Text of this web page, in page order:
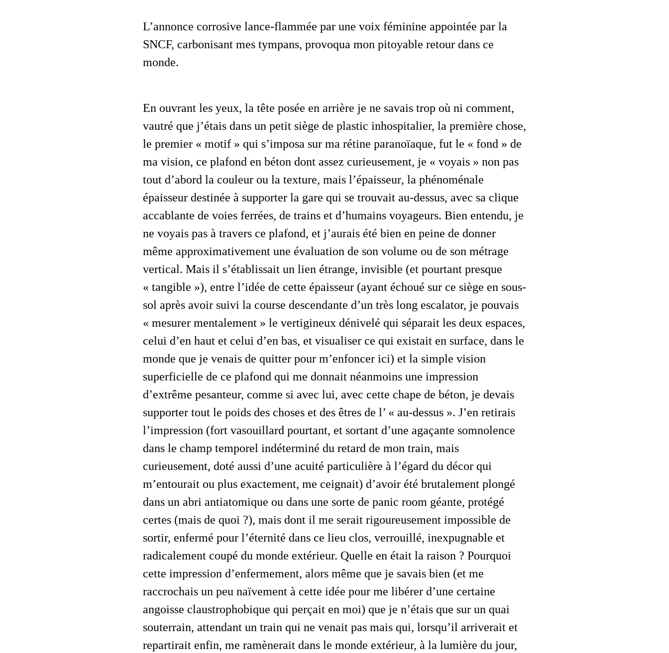
L’annonce corrosive lance-flammée par une voix féminine appointée par la
SNCF, carbonisant mes tympans, provoqua mon pitoyable retour dans ce
monde.
En ouvrant les yeux, la tête posée en arrière je ne savais trop où ni comment,
vautré que j’étais dans un petit siège de plastic inhospitalier, la première chose,
le premier « motif » qui s’imposa sur ma rétine paranoïaque, fut le « fond » de
ma vision, ce plafond en béton dont assez curieusement, je « voyais » non pas
tout d’abord la couleur ou la texture, mais l’épaisseur, la phénoménale
épaisseur destinée à supporter la gare qui se trouvait au-dessus, avec sa clique
accablante de voies ferrées, de trains et d’humains voyageurs. Bien entendu, je
ne voyais pas à travers ce plafond, et j’aurais été bien en peine de donner
même approximativement une évaluation de son volume ou de son métrage
vertical. Mais il s’établissait un lien étrange, invisible (et pourtant presque
« tangible »), entre l’idée de cette épaisseur (ayant échoué sur ce siège en sous-
sol après avoir suivi la course descendante d’un très long escalator, je pouvais
« mesurer mentalement » le vertigineux dénivelé qui séparait les deux espaces,
celui d’en haut et celui d’en bas, et visualiser ce qui existait en surface, dans le
monde que je venais de quitter pour m’enfoncer ici) et la simple vision
superficielle de ce plafond qui me donnait néanmoins une impression
d’extrême pesanteur, comme si avec lui, avec cette chape de béton, je devais
supporter tout le poids des choses et des êtres de l’ « au-dessus ». J’en retirais
l’impression (fort vasouillard pourtant, et sortant d’une agaçante somnolence
dans le champ temporel indéterminé du retard de mon train, mais
curieusement, doté aussi d’une acuité particulière à l’égard du décor qui
m’entourait ou plus exactement, me ceignait) d’avoir été brutalement plongé
dans un abri antiatomique ou dans une sorte de panic room géante, protégé
certes (mais de quoi ?), mais dont il me serait rigoureusement impossible de
sortir, enfermé pour l’éternité dans ce lieu clos, verrouillé, inexpugnable et
radicalement coupé du monde extérieur. Quelle en était la raison ? Pourquoi
cette impression d’enfermement, alors même que je savais bien (et me
raccrochais un peu naïvement à cette idée pour me libérer d’une certaine
angoisse claustrophobique qui perçait en moi) que je n’étais que sur un quai
souterrain, attendant un train qui ne venait pas mais qui, lorsqu’il arriverait et
repartirait enfin, me ramènerait dans le monde extérieur, à la lumière du jour,